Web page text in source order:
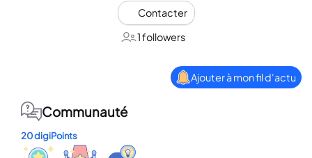
Contacter
1 followers
Ajouter à mon fil d'actu
Communauté
20 digiPoints